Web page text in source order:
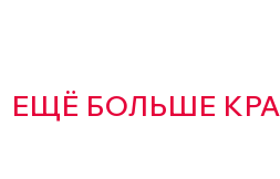
ЕЩЁ БОЛЬШЕ